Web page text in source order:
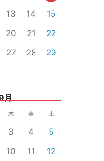
13 14
15
20 21
22
27 28
29
月
木 金 土
3 4
5
10 11
12